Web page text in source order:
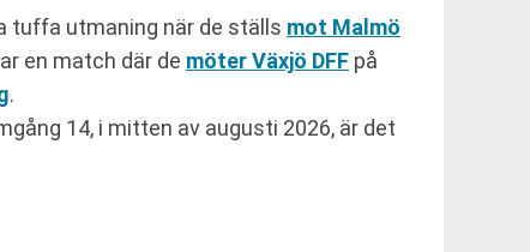
tuffa utmaning när de ställs mot Malmö
en match där de möter Växjö DFF på
.
14, i mitten av augusti 2026, är det